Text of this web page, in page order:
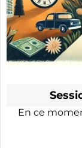
En ce